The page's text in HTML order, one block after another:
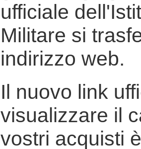
ufficiale
Militare si
indirizzo web.
Il nuovo link
visualizzare il
vostri acquisti